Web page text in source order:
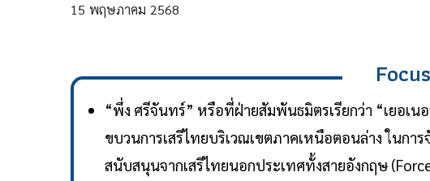
15 พฤษภาคม 2568
Focus
“พึ่ง ศรีจันทร์” หรือที่ฝ่ายสัมพันธมิตรเรียกว่า “เยอเ
ขบวนการเสรีไทยบริเวณเขตภาคเหนือตอนล่าง ในก
สนับสนุนจากเสรีไทยนอกประเทศทั้งสายอังกฤษ